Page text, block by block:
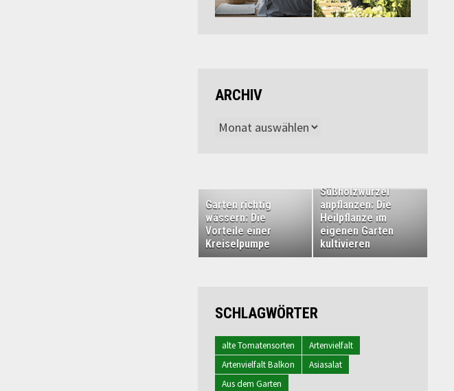
ARCHIV
Archiv
Garten richtig
wässern: Die
Vorteile einer
Kreiselpumpe
Süßholzwurzel
anpflanzen: Die
Heilpflanze im
eigenen Garten
kultivieren
SCHLAGWÖRTER
alte Tomatensorten
Artenvielfalt
Artenvielfalt Balkon
Asiasalat
Aus dem Garten